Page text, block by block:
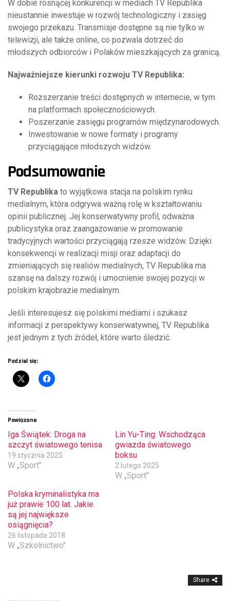
W dobie rosnącej konkurencji w mediach TV Republika
nieustannie inwestuje w rozwój technologiczny i zasięg
swojego przekazu. Transmisje dostępne są nie tylko w
telewizji, ale także online, co pozwala dotrzeć do
młodszych odbiorców i Polaków mieszkających za granicą.
Najważniejsze kierunki rozwoju TV Republika:
Rozszerzanie treści dostępnych w internecie, w tym
na platformach społecznościowych.
Poszerzanie zasięgu programów międzynarodowych.
Inwestowanie w nowe formaty i programy
przyciągające młodszych widzów.
Podsumowanie
TV Republika to wyjątkowa stacja na polskim rynku
medialnym, która odgrywa ważną rolę w kształtowaniu
opinii publicznej. Jej konserwatywny profil, odważna
publicystyka oraz zaangażowanie w promowanie
tradycyjnych wartości przyciągają rzesze widzów. Dzięki
konsekwencji w realizacji misji oraz adaptacji do
zmieniających się realiów medialnych, TV Republika ma
szansę na dalszy rozwój i umocnienie swojej pozycji w
polskim krajobrazie medialnym.
Jeśli interesujesz się polskimi mediami i szukasz
informacji z perspektywy konserwatywnej, TV Republika
jest jednym z tych źródeł, które warto śledzić.
Podziel się:
Powiązane
Iga Świątek: Droga na
szczyt światowego tenisa
19 stycznia 2025
W „Sport"
Lin Yu-Ting: Wschodząca
gwiazda światowego
boksu
2 lutego 2025
W „Sport"
Polska kryminalistyka ma
już prawie 100 lat. Jakie
są jej największe
osiągnięcia?
26 listopada 2018
W „Szkolnictwo"
Share